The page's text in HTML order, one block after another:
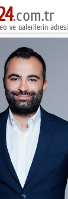
.com.tr
ve galerilerin adresi...